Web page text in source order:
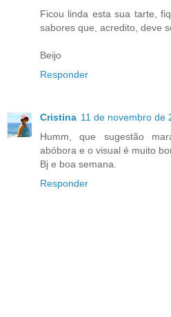
Ficou linda esta sua tarte,
sabores que, acredito, deve
Beijo
Responder
Cristina 11 de novembro de
Humm, que sugestão
abóbora e o visual é muito
Bj e boa semana.
Responder